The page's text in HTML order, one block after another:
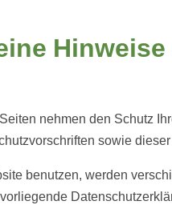
nehmen den Schutz
sowie
benutzen, werden